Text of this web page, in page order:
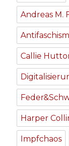
Andreas M.
Callie
Harper
Impfchaos